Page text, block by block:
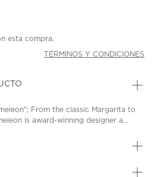
esta compra.
TÉRMINOS Y CONDICIONES
From the classic Margarita to
is award-winning designer a...